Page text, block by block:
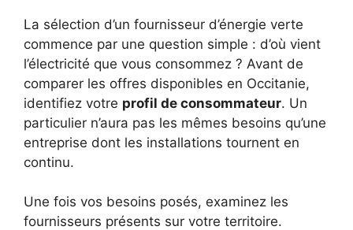
La sélection d’un fournisseur d’énergie verte
commence par une question simple : d’où vient
l’électricité que vous consommez ? Avant de
comparer les offres disponibles en Occitanie,
identifiez votre profil de consommateur. Un
particulier n’aura pas les mêmes besoins qu’une
entreprise dont les installations tournent en
continu.
Une fois vos besoins posés, examinez les
fournisseurs présents sur votre territoire.